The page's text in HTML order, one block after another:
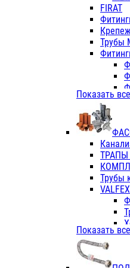
VALFEX
ПК
FIRAT
Трубы
Показать все
Трубы
VALFEX
ПВХ
Показать все